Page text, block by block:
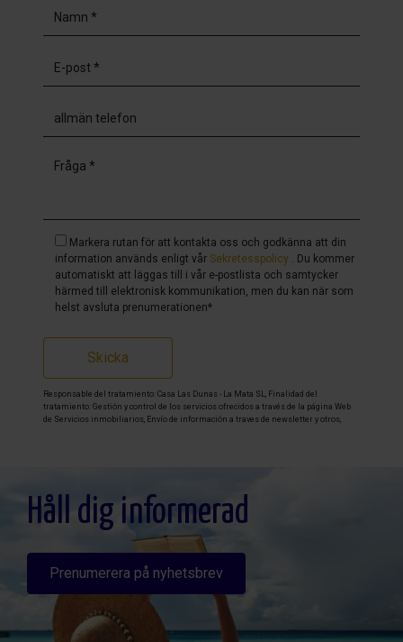
Markera rutan för att kontakta oss och godkänna att din
information används enligt vår Sekretesspolicy . Du kommer
automatiskt att läggas till i vår e-postlista och samtycker
härmed till elektronisk kommunikation, men du kan när som
helst avsluta prenumerationen*
Skicka
Responsable del tratamiento: Casa Las Dunas - La Mata SL, Finalidad del
tratamiento: Gestión y control de los servicios ofrecidos a través de la página Web
de Servicios inmobiliarios, Envío de información a traves de newsletter y otros,
detallada sobre protección de datos
Håll dig informerad
Prenumerera på nyhetsbrev